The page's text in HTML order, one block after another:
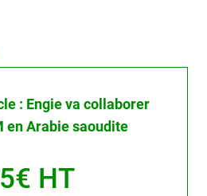
: Engie va collaborer
en Arabie saoudite
HT